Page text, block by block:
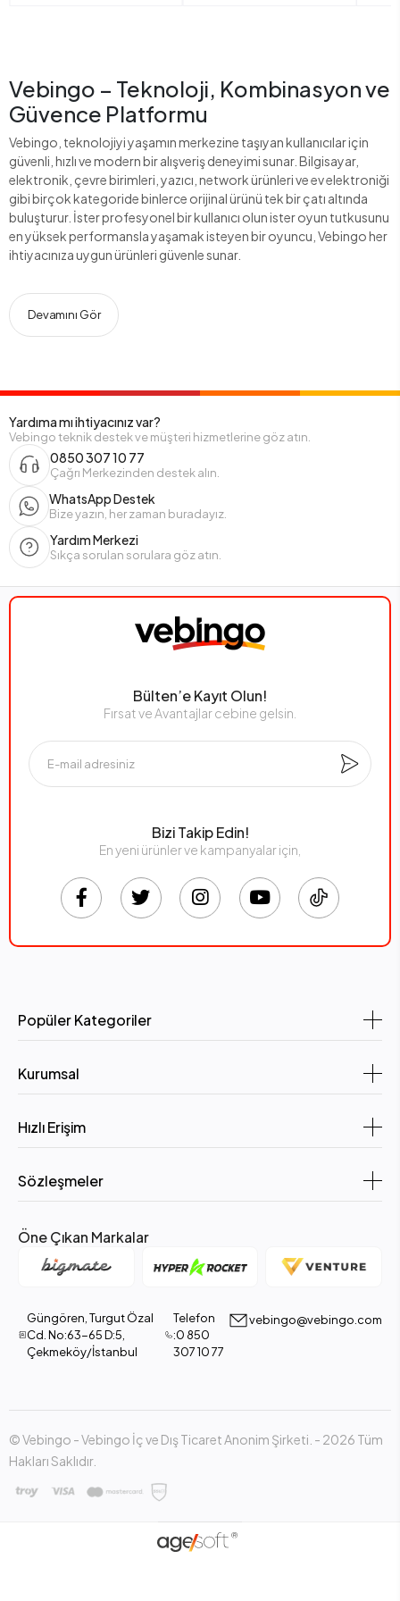
Vebingo – Teknoloji, Kombinasyon ve
Güvence Platformu
Vebingo, teknolojiyi yaşamın merkezine taşıyan kullanıcılar için
güvenli, hızlı ve modern bir alışveriş deneyimi sunar. Bilgisayar,
elektronik, çevre birimleri, yazıcı, network ürünleri ve ev elektroniği
gibi birçok kategoride binlerce orijinal ürünü tek bir çatı altında
buluşturur. İster profesyonel bir kullanıcı olun ister oyun tutkusunu
en yüksek performansla yaşamak isteyen bir oyuncu, Vebingo her
ihtiyacınıza uygun ürünleri güvenle sunar.
Devamını Gör
Yardıma mı ihtiyacınız var?
Vebingo teknik destek ve müşteri hizmetlerine göz atın.
0850 307 10 77
Çağrı Merkezinden destek alın.
WhatsApp Destek
Bize yazın, her zaman buradayız.
Yardım Merkezi
Sıkça sorulan sorulara göz atın.
Bülten’e Kayıt Olun!
Fırsat ve Avantajlar cebine gelsin.
Bizi Takip Edin!
En yeni ürünler ve kampanyalar için,
Popüler Kategoriler
Kurumsal
Hızlı Erişim
Sözleşmeler
Öne Çıkan Markalar
Güngören, Turgut Özal
Cd. No:63-65 D:5,
Çekmeköy/İstanbul
Telefon
:0 850
307 10 77
vebingo@vebingo.com
© Vebingo - Vebingo İç ve Dış Ticaret Anonim Şirketi. - 2026 Tüm
Hakları Saklıdır.